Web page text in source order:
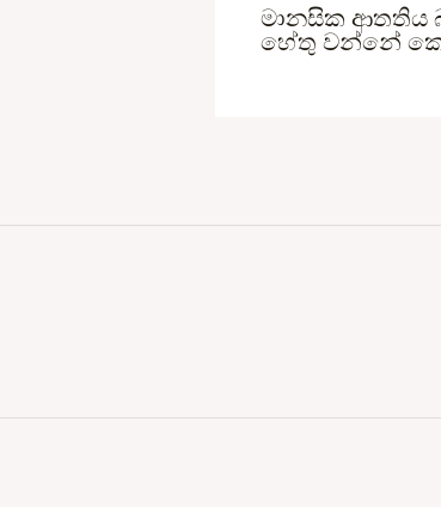
මානසික ආතතිය
හේතු වන්නේ